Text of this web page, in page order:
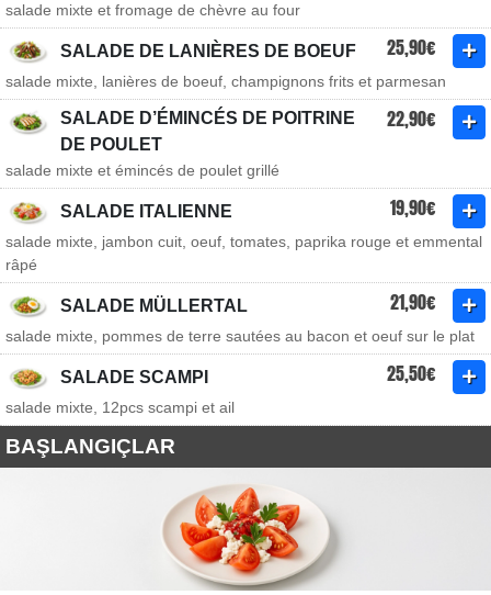
salade mixte et fromage de chèvre au four
SALADE DE LANIÈRES DE BOEUF 25,90€
salade mixte, lanières de boeuf, champignons frits et parmesan
SALADE D’ÉMINCÉS DE POITRINE
DE POULET
22,90€
salade mixte et émincés de poulet grillé
SALADE ITALIENNE 19,90€
salade mixte, jambon cuit, oeuf, tomates, paprika rouge et emmental
râpé
SALADE MÜLLERTAL 21,90€
salade mixte, pommes de terre sautées au bacon et oeuf sur le plat
SALADE SCAMPI 25,50€
salade mixte, 12pcs scampi et ail
BAŞLANGIÇLAR